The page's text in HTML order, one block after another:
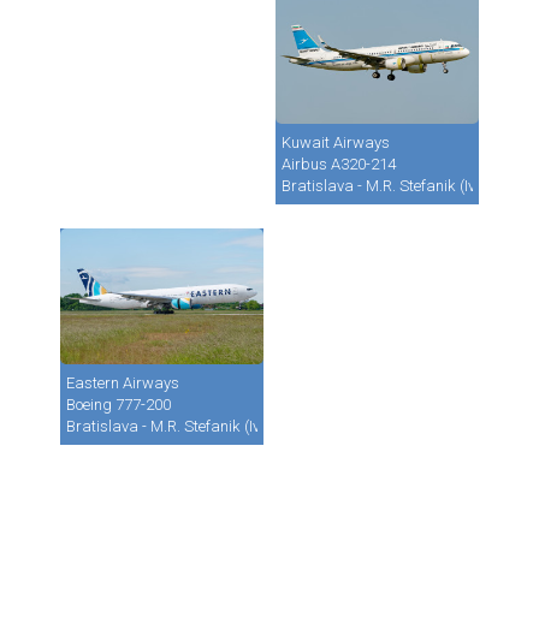
Kuwait Airways
Airbus A320-214
Bratislava - M.R. Stefanik (Ivanka)
Eastern Airways
Boeing 777-200
Bratislava - M.R. Stefanik (Ivanka) (BTS / LZIB)